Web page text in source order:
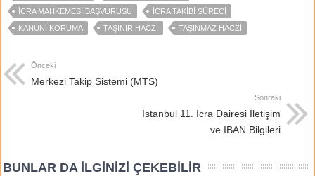
İCRA MAHKEMESI BAŞVURUSU
İCRA TAKIBI SÜRECI
KANUNI KORUMA
TAŞINIR HACZI TAŞINMAZ HACZI
Önceki
Merkezi Takip Sistemi (MTS)
Sonraki
İstanbul 11. İcra Dairesi İletişim
ve IBAN Bilgileri
BUNLAR DA İLGINIZI ÇEKEBILIR